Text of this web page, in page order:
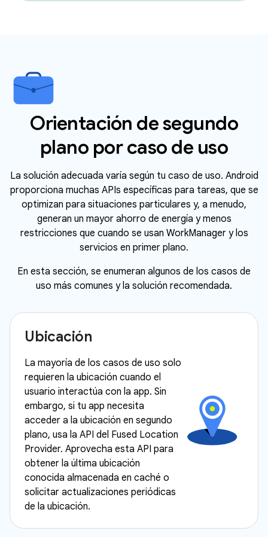
Orientación de segundo
plano por caso de uso
La solución adecuada varía según tu caso de uso. Android
proporciona muchas APIs específicas para tareas, que se
optimizan para situaciones particulares y, a menudo,
generan un mayor ahorro de energía y menos
restricciones que cuando se usan WorkManager y los
servicios en primer plano.
En esta sección, se enumeran algunos de los casos de
uso más comunes y la solución recomendada.
Ubicación
La mayoría de los casos de uso solo
requieren la ubicación cuando el
usuario interactúa con la app. Sin
embargo, si tu app necesita
acceder a la ubicación en segundo
plano, usa la API del Fused Location
Provider. Aprovecha esta API para
obtener la última ubicación
conocida almacenada en caché o
solicitar actualizaciones periódicas
de la ubicación.